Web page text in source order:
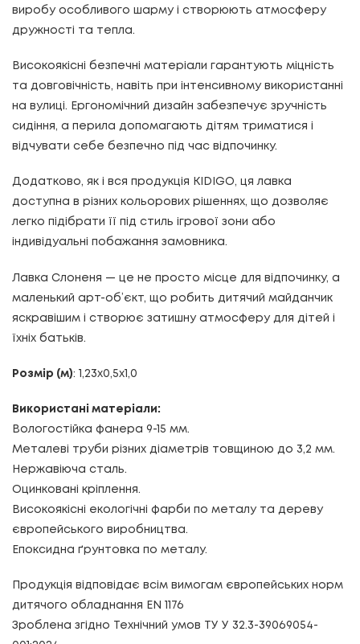
виробу особливого шарму і створюють атмосферу
дружності та тепла.
Високоякісні безпечні матеріали гарантують міцність
та довговічність, навіть при інтенсивному використанні
на вулиці. Ергономічний дизайн забезпечує зручність
сидіння, а перила допомагають дітям триматися і
відчувати себе безпечно під час відпочинку.
Додатково, як і вся продукція KIDIGO, ця лавка
доступна в різних кольорових рішеннях, що дозволяє
легко підібрати її під стиль ігрової зони або
індивідуальні побажання замовника.
Лавка Слоненя — це не просто місце для відпочинку, а
маленький арт-об’єкт, що робить дитячий майданчик
яскравішим і створює затишну атмосферу для дітей і
їхніх батьків.
Розмір (м): 1,23х0,5х1,0
Використані матеріали:
Вологостійка фанера 9-15 мм.
Металеві труби різних діаметрів товщиною до 3,2 мм.
Нержавіюча сталь.
Оцинковані кріплення.
Високоякісні екологічні фарби по металу та дереву
європейського виробництва.
Епоксидна ґрунтовка по металу.
Продукція відповідає всім вимогам європейських норм
дитячого обладнання EN 1176
Зроблена згідно Технічний умов ТУ У 32.3-39069054-